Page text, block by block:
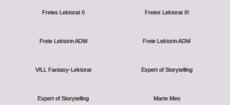
Freies Lektorat II Freies Lektorat III
Freie Lektorin ADM Freie Lektorin ADM
VfLL Fantasy-Lektorat Expert of Storytelling
Expert of Storytelling Marte Meo